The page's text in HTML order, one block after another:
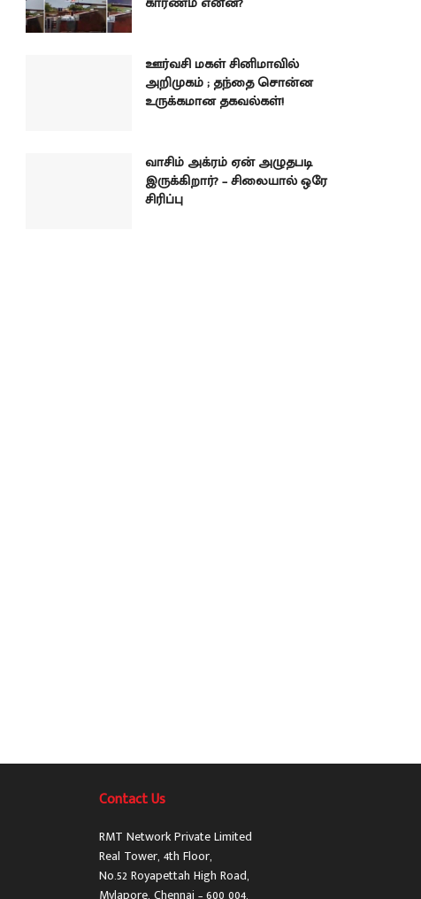
ஊர்வசி மகள் சினிமாவில்
அறிமுகம் ; தந்தை சொன்ன
உருக்கமான தகவல்கள்!
வாசிம் அக்ரம் ஏன் அழுதபடி
இருக்கிறார்? – சிலையால் ஒரே
சிரிப்பு
Contact Us
RMT Network Private Limited
Real Tower, 4th Floor,
No.52 Royapettah High Road,